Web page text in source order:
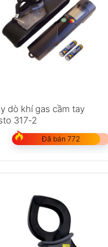
dò khí gas cầm tay
317-2
Đã bán 772